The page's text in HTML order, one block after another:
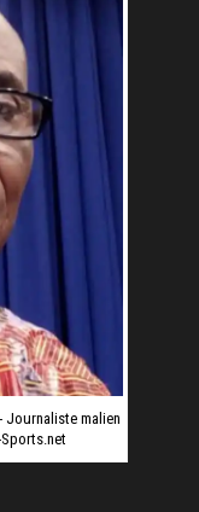
Journaliste malien